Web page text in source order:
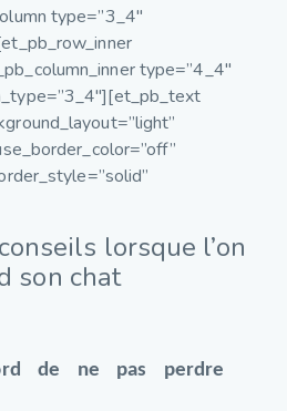
type=”3_4″
type=”4_4″
lorsque l’on
son chat
de ne pas perdre